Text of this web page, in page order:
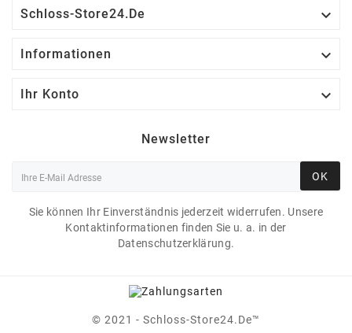
Schloss-Store24.de 
Informationen 
Ihr Konto 
Newsletter
OK
Sie können Ihr Einverständnis jederzeit widerrufen. Unsere
Kontaktinformationen finden Sie u. a. in der
Datenschutzerklärung.
© 2021 - Schloss-Store24.de™